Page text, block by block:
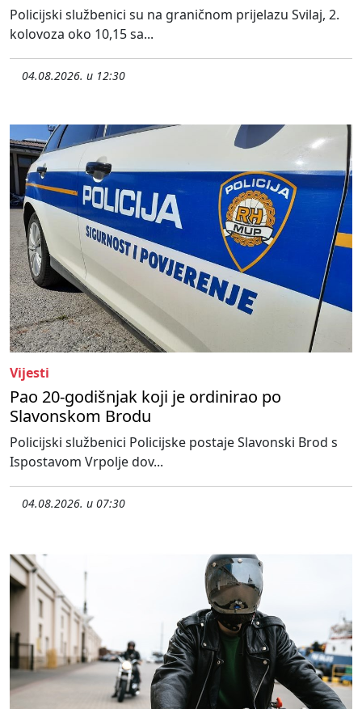
Policijski službenici su na graničnom prijelazu Svilaj, 2.
kolovoza oko 10,15 sa...
04.08.2026. u 12:30
Vijesti
Pao 20-godišnjak koji je ordinirao po
Slavonskom Brodu
Policijski službenici Policijske postaje Slavonski Brod s
Ispostavom Vrpolje dov...
04.08.2026. u 07:30